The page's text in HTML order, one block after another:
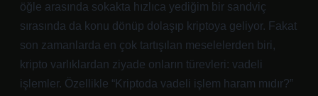
öğle arasında sokakta hızlıca yediğim bir sandviç
sırasında da konu dönüp dolaşıp kriptoya geliyor. Fakat
son zamanlarda en çok tartışılan meselelerden biri,
kripto varlıklardan ziyade onların türevleri: vadeli
işlemler. Özellikle “Kriptoda vadeli işlem haram mıdır?”